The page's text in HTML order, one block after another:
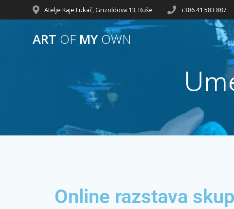
Atelje Kaje Lukač, Grizoldova 13, Ruše +386 41 583 887
ART OF MY OWN
Online razstava